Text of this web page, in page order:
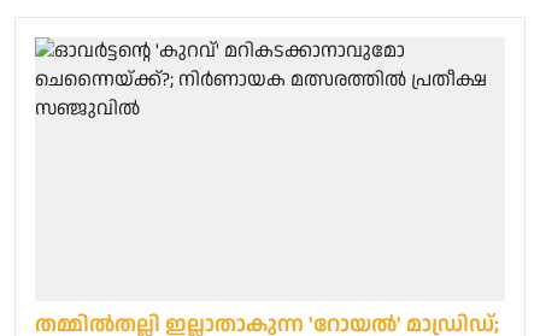
തമ്മില്‍തല്ലി ഇല്ലാതാകുന്ന 'റോയൽ' മാഡ്രിഡ്;